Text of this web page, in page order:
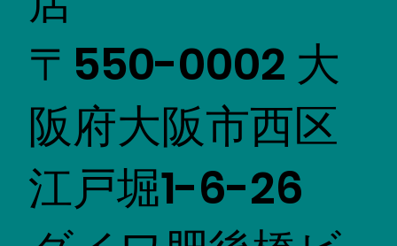
〒550-0002 大
阪府大阪市西区
江戸堀1-6-26